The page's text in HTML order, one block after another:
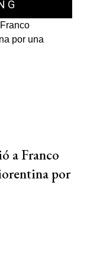
a Franco
por